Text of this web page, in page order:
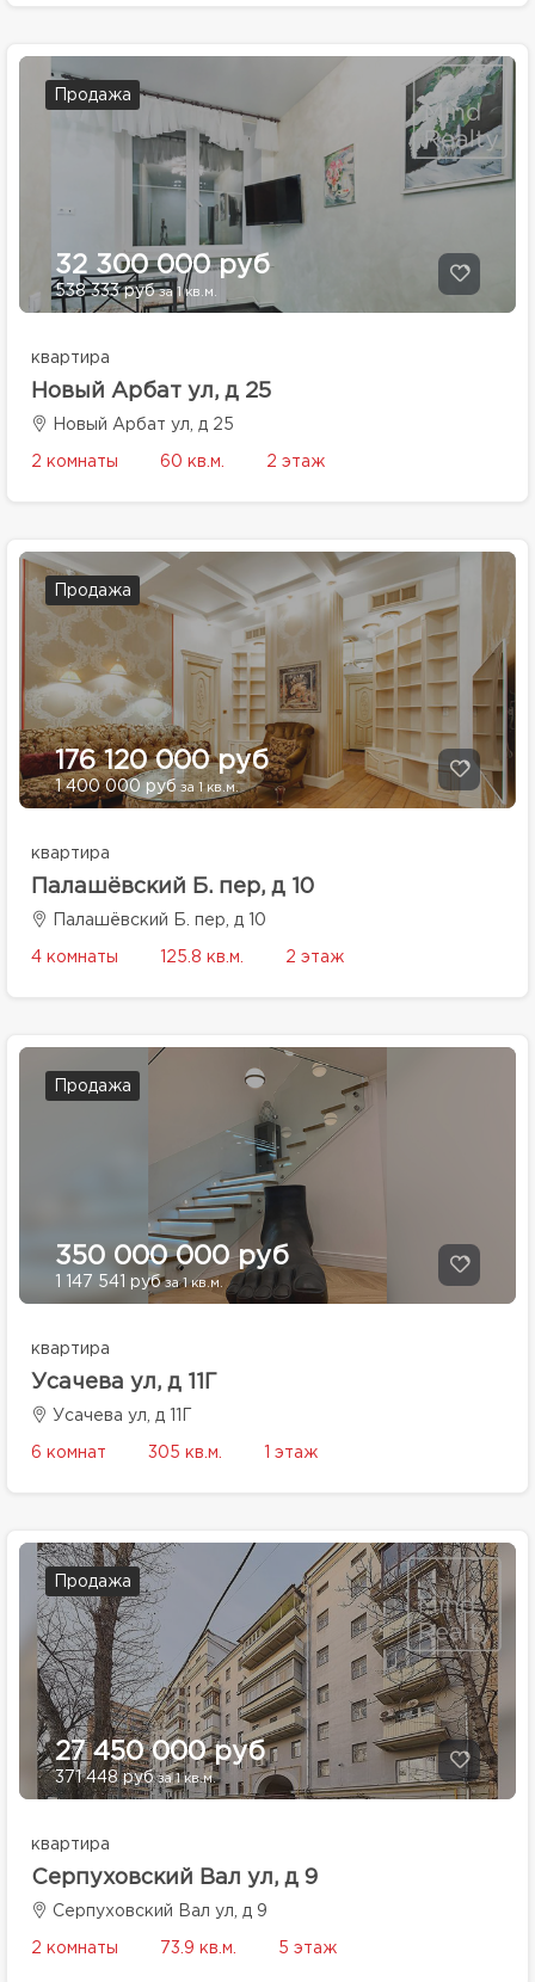
Продажа
32 300 000 руб
538 333 рубза 1 кв.м.
квартира
Новый Арбат ул, д 25
Новый Арбат ул, д 25
2 комнаты 60 кв.м. 2 этаж
Продажа
176 120 000 руб
1 400 000 руб за 1 кв.м.
квартира
Палашёвский Б. пер, д 10
Палашёвский Б. пер, д 10
4 комнаты 125.8 кв.м. 2 этаж
Продажа
350 000 000 руб
1 147 541 рубза 1 кв.м.
квартира
Усачева ул, д 11Г
Усачева ул, д 11Г
6 комнат 305 кв.м. 1 этаж
Продажа
27 450 000 руб
371 448 рубза 1 кв.м.
квартира
Серпуховский Вал ул, д 9
Серпуховский Вал ул, д 9
2 комнаты 73.9 кв.м. 5 этаж